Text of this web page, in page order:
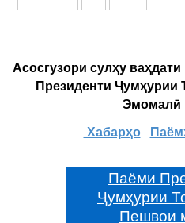
Асосгузори сулҳу
Президенти Ҷумҳурии
Эмомалӣ
Хабарҳо
Паёми
Ҷумҳурии
Пешвои